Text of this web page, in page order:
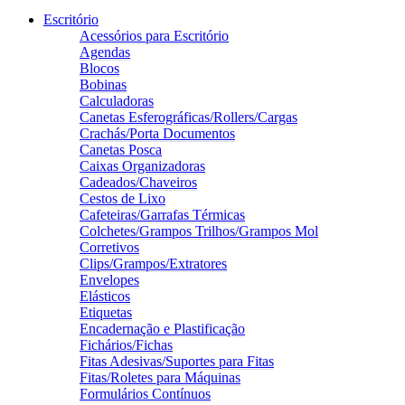
Escritório
Acessórios para Escritório
Agendas
Blocos
Bobinas
Calculadoras
Canetas Esferográficas/Rollers/Cargas
Crachás/Porta Documentos
Canetas Posca
Caixas Organizadoras
Cadeados/Chaveiros
Cestos de Lixo
Cafeteiras/Garrafas Térmicas
Colchetes/Grampos Trilhos/Grampos Mol
Corretivos
Clips/Grampos/Extratores
Envelopes
Elásticos
Etiquetas
Encadernação e Plastificação
Fichários/Fichas
Fitas Adesivas/Suportes para Fitas
Fitas/Roletes para Máquinas
Formulários Contínuos